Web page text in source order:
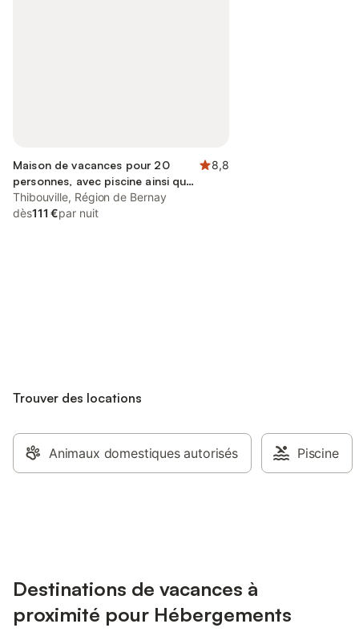
Maison de vacances pour 20
personnes, avec piscine ainsi que
jardin et vue, animaux acceptés
8,8
Thibouville, Région de Bernay
dès111 €par nuit
Trouver des locations
Animaux domestiques autorisés Piscine
Destinations de vacances à
proximité pour Hébergements